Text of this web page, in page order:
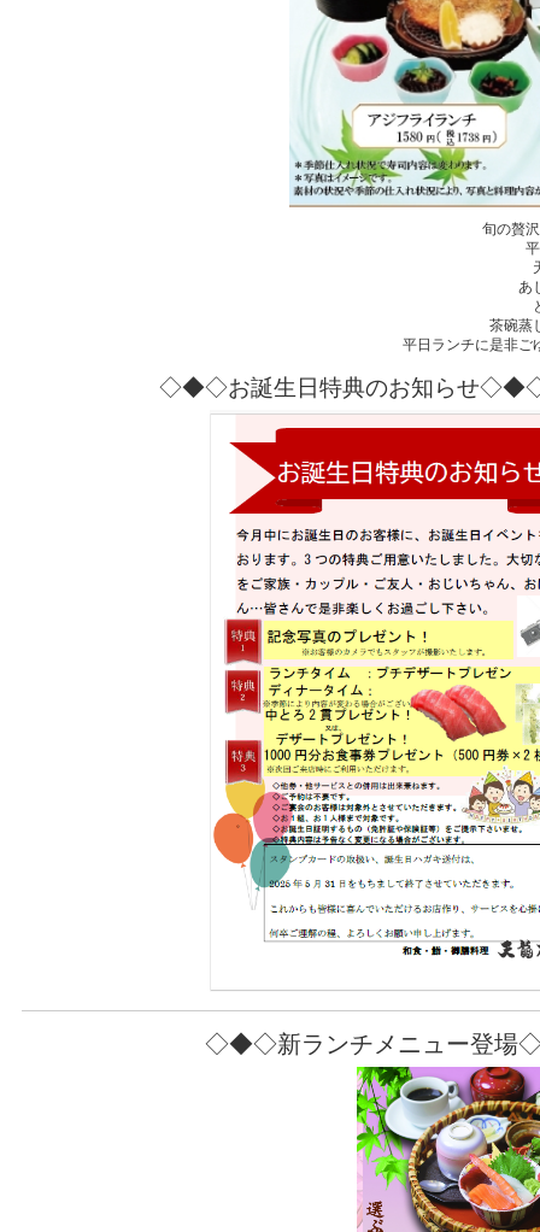
旬の贅
あ
茶碗
平日ランチに是非ご
◇◆◇お誕生日特典のお知らせ
◇◆◇新ランチメニュー登